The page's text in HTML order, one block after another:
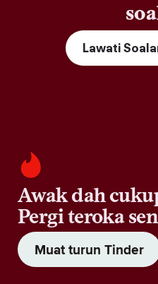
Lawati
Awak dah
Pergi teroka
Muat turun Tinder